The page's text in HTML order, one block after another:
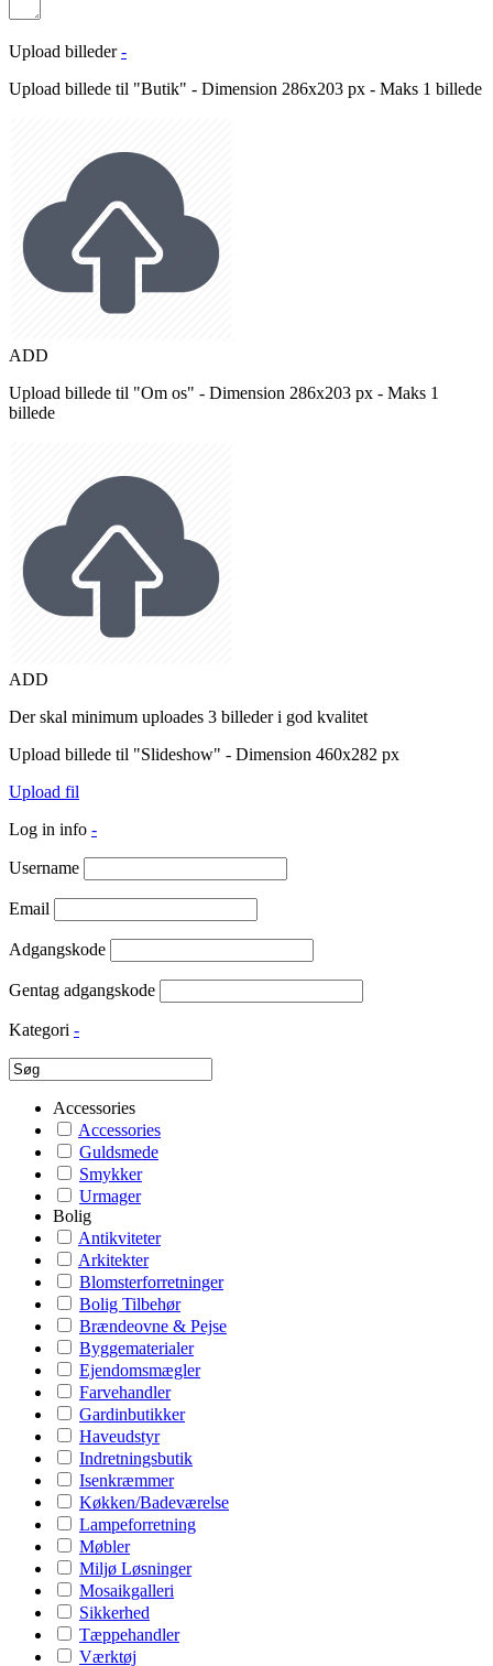
Upload billeder -
Upload billede til "Butik" - Dimension 286x203 px - Maks 1 billede
ADD
Upload billede til "Om os" - Dimension 286x203 px - Maks 1
billede
ADD
Der skal minimum uploades 3 billeder i god kvalitet
Upload billede til "Slideshow" - Dimension 460x282 px
Upload fil
Log in info -
Username
Email
Adgangskode
Gentag adgangskode
Kategori -
Accessories
Accessories
Guldsmede
Smykker
Urmager
Bolig
Antikviteter
Arkitekter
Blomsterforretninger
Bolig Tilbehør
Brændeovne & Pejse
Byggematerialer
Ejendomsmægler
Farvehandler
Gardinbutikker
Haveudstyr
Indretningsbutik
Isenkræmmer
Køkken/Badeværelse
Lampeforretning
Møbler
Miljø Løsninger
Mosaikgalleri
Sikkerhed
Tæppehandler
Værktøj